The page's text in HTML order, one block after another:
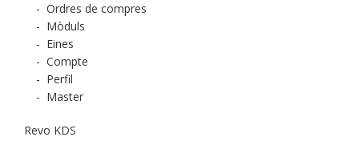
- Ordres de compres
- Mòduls
- Eines
- Compte
- Perfil
- Master
Revo KDS